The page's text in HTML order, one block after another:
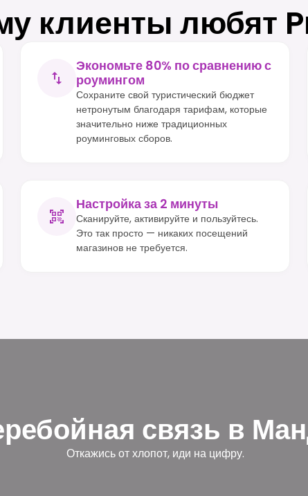
клиенты любят
Экономьте 80% по сравнению с
роумингом
Сохраните свой туристический бюджет
нетронутым благодаря тарифам, которые
значительно ниже традиционных
роуминговых сборов.
Настройка за 2 минуты
Сканируйте, активируйте и пользуйтесь.
Это так просто — никаких посещений
магазинов не требуется.
связь в
Откажись от хлопот, иди на цифру.